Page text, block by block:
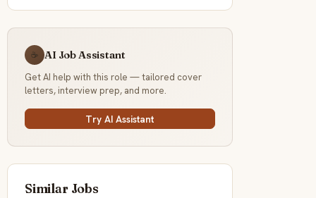
☕ AI Job Assistant
Get AI help with this role — tailored cover
letters, interview prep, and more.
Try AI Assistant
Similar Jobs